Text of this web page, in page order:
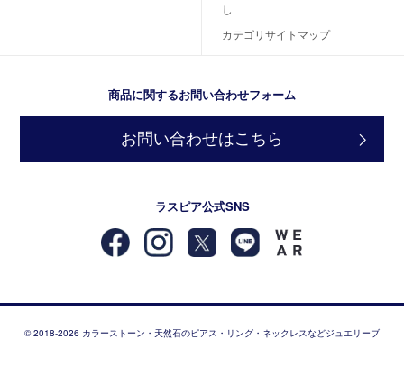
し
カテゴリサイトマップ
商品に関するお問い合わせフォーム
お問い合わせはこちら
ラスピア公式SNS
© 2018-2026 カラーストーン・天然石のピアス・リング・ネックレスなどジュエリーブ